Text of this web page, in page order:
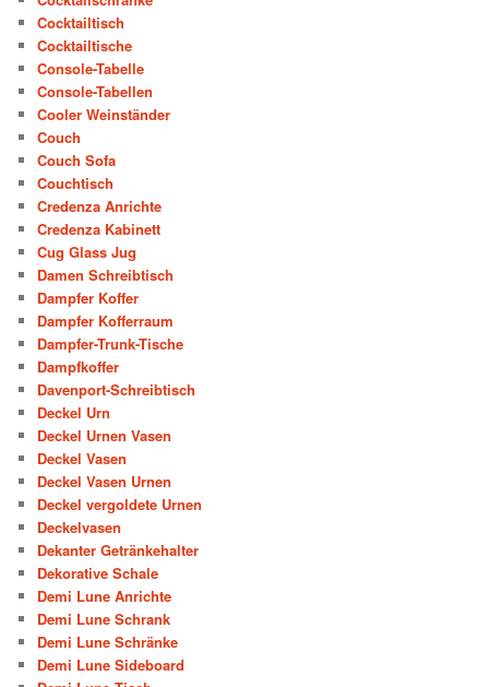
Cocktailtisch
Cocktailtische
Console-Tabelle
Console-Tabellen
Cooler Weinständer
Couch
Couch Sofa
Couchtisch
Credenza Anrichte
Credenza Kabinett
Cug Glass Jug
Damen Schreibtisch
Dampfer Koffer
Dampfer Kofferraum
Dampfer-Trunk-Tische
Dampfkoffer
Davenport-Schreibtisch
Deckel Urn
Deckel Urnen Vasen
Deckel Vasen
Deckel Vasen Urnen
Deckel vergoldete Urnen
Deckelvasen
Dekanter Getränkehalter
Dekorative Schale
Demi Lune Anrichte
Demi Lune Schrank
Demi Lune Schränke
Demi Lune Sideboard